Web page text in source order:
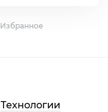
Избранное
Технологии